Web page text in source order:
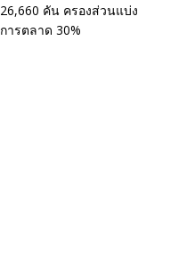
26,660 คัน ครองส่วนแบ่ง
การตลาด 30%